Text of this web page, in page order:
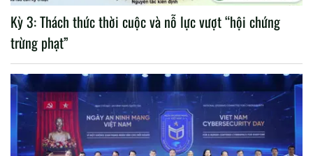
Kỳ 3: Thách thức thời cuộc và nỗ lực vượt “hội chứng
trừng phạt”